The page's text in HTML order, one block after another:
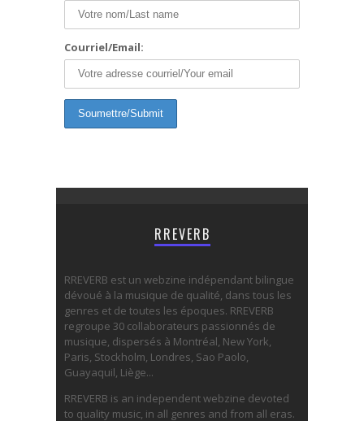
Courriel/Email:
RREVERB
RREVERB est un webzine indépendant bilingue
dévoué à la musique de qualité, dans tous les
genres et de toutes les époques. RREVERB
regroupe 30 collaborateurs passionnés de
musique, dispersés à Montréal, New York,
Paris, Stockholm, Londres, Sao Paolo,
Guayaquil, Liège...
RREVERB is an independent webzine devoted
to quality music, in all genres and from all eras.